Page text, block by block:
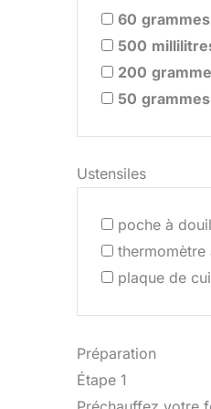
60 grammes
500
200
50 grammes
Ustensiles
poche à
thermomètre
plaque de
Préparation
Étape 1